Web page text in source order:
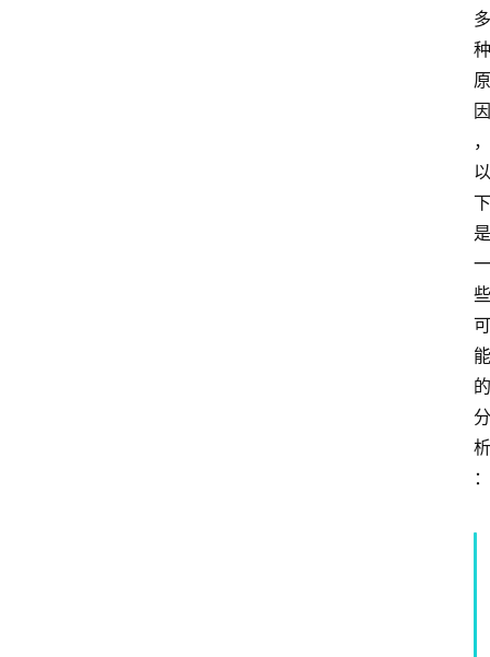
多
种
原
因
，
以
下
是
一
些
可
能
的
分
析
：